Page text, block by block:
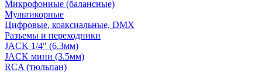
Микрофонные (балансные)
Мультикорные
Цифровые, коаксиальные, DMX
Разъемы и переходники
JACK 1/4" (6.3мм)
JACK мини (3.5мм)
RCA (тюльпан)